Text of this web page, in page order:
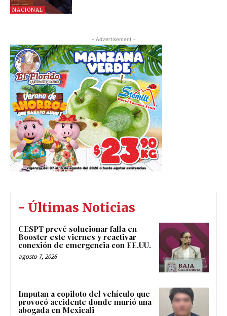
NACIONAL
- Advertisement -
- Últimas Noticias
CESPT prevé solucionar falla en
Booster este viernes y reactivar
conexión de emergencia con EE.UU.
agosto 7, 2026
Imputan a copiloto del vehículo que
provocó accidente donde murió una
abogada en Mexicali